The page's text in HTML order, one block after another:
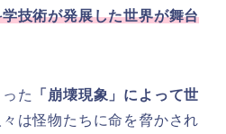
技術が発展した世界が舞台
た
「崩壊現象」によって世
々は怪物たちに命を脅かされ